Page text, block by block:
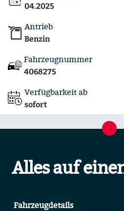
04.2025
Antrieb
Benzin
Fahrzeugnummer
4068275
Verfügbarkeit ab
sofort
Alles auf
Fahrzeugdetails